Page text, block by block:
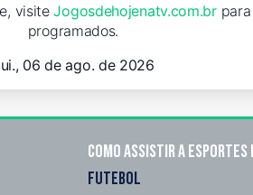
visiteJogosdehojenatv.com.brpara
programados.
06 de ago. de 2026
Como assistir a esportes
FUTEBOL